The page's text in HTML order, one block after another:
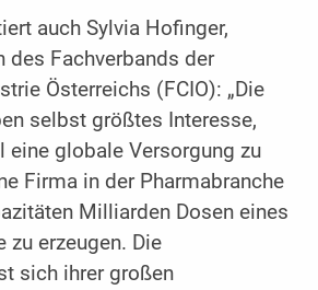
auch Sylvia Hofinger,
des Fachverbands der
Österreichs (FCIO): „Die
selbst größtes Interesse,
globale Versorgung zu
Firma in der Pharmabranche
Milliarden Dosen eines
erzeugen. Die
sich ihrer großen